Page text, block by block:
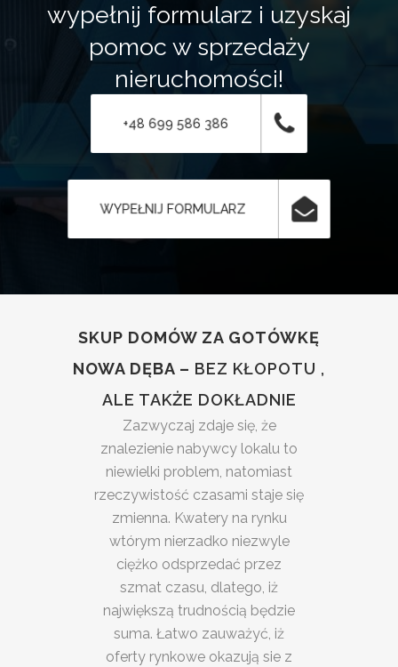
wypełnij formularz i uzyskaj
pomoc w sprzedaży
nieruchomości!
+48 699 586 386
WYPEŁNIJ FORMULARZ
SKUP DOMÓW ZA GOTÓWKĘ
NOWA DĘBA – BEZ KŁOPOTU ,
ALE TAKŻE DOKŁADNIE
Zazwyczaj zdaje się, że
znalezienie nabywcy lokalu to
niewielki problem, natomiast
rzeczywistość czasami staje się
zmienna. Kwatery na rynku
wtórym nierzadko niezwyle
ciężko odsprzedać przez
szmat czasu, dlatego, iż
największą trudnością będzie
suma. Łatwo zauważyć, iż
oferty rynkowe okazują sie z